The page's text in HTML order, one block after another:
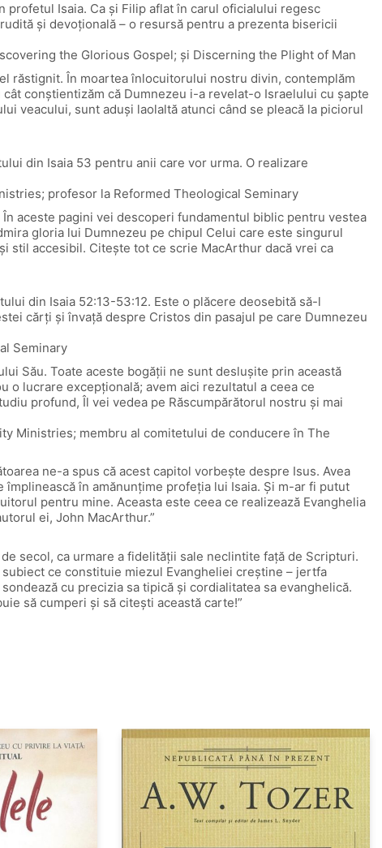
profetul Isaia. Ca și Filip aflat în carul oficialului regesc
și devoțională – o resursă pentru a prezenta bisericii
the Glorious Gospel; și Discerning the Plight of Man
răstignit. În moartea înlocuitorului nostru divin, contemplăm
conștientizăm că Dumnezeu i-a revelat-o Israelului cu șapte
veacului, sunt aduși laolaltă atunci când se pleacă la piciorul
din Isaia 53 pentru anii care vor urma. O realizare
profesor la Reformed Theological Seminary
aceste pagini vei descoperi fundamentul biblic pentru vestea
gloria lui Dumnezeu pe chipul Celui care este singurul
stil accesibil. Citește tot ce scrie MacArthur dacă vrei ca
din Isaia 52:13-53:12. Este o plăcere deosebită să-l
cărți și învață despre Cristos din pasajul pe care Dumnezeu
Seminary
Său. Toate aceste bogății ne sunt deslușite prin această
lucrare excepțională; avem aici rezultatul a ceea ce
profund, Îl vei vedea pe Răscumpărătorul nostru și mai
Ministries; membru al comitetului de conducere în The
ne-a spus că acest capitol vorbește despre Isus. Avea
în amănunțime profeția lui Isaia. Și m-ar fi putut
pentru mine. Aceasta este ceea ce realizează Evanghelia
ei, John MacArthur.”
secol, ca urmare a fidelității sale neclintite față de Scripturi.
ce constituie miezul Evangheliei creștine – jertfa
cu precizia sa tipică și cordialitatea sa evanghelică.
să cumperi și să citești această carte!”